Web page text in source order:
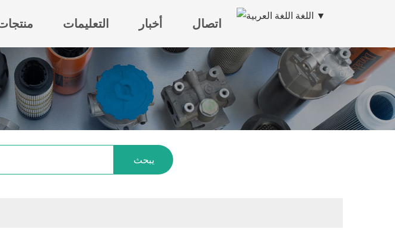
اللغة ▼
التعليمات أخبار اتصال
يبحث